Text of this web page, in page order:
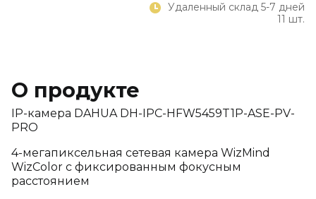
Удаленный склад 5-7 дней
11 шт.
О продукте
IP-камера DAHUA DH-IPC-HFW5459T1P-ASE-PV-
PRO
4-мегапиксельная сетевая камера WizMind
WizColor с фиксированным фокусным
расстоянием